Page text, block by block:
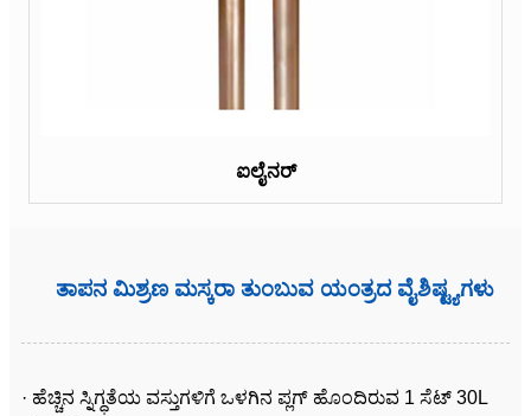
ಐಲೈನರ್
ತಾಪನ ಮಿಶ್ರಣ ಮಸ್ಕರಾ ತುಂಬುವ ಯಂತ್ರದ ವೈಶಿಷ್ಟ್ಯಗಳು
· ಹೆಚ್ಚಿನ ಸ್ನಿಗ್ಧತೆಯ ವಸ್ತುಗಳಿಗೆ ಒಳಗಿನ ಪ್ಲಗ್ ಹೊಂದಿರುವ 1 ಸೆಟ್ 30L